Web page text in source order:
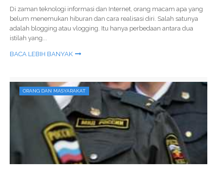
Di zaman teknologi informasi dan Internet, orang macam apa yang
belum menemukan hiburan dan cara realisasi diri. Salah satunya
adalah blogging atau vlogging. Itu hanya perbedaan antara dua
istilah yang...
BACA LEBIH BANYAK
ORANG DAN MASYARAKAT